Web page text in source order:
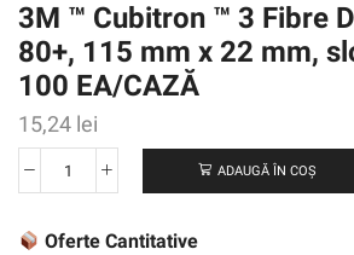
3M ™ Cubitron ™ 3 Fibre
80+, 115 mm x 22 mm,
100 EA/CAZĂ
15,24 lei
Cantitate
™
ADAUGĂ ÎN COȘ
Oferte Cantitative